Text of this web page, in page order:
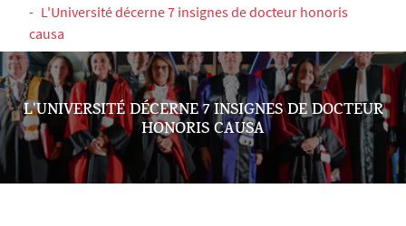
L'Université décerne 7 insignes de docteur honoris
causa
L'UNIVERSITÉ DÉCERNE 7 INSIGNES DE DOCTEUR
HONORIS CAUSA